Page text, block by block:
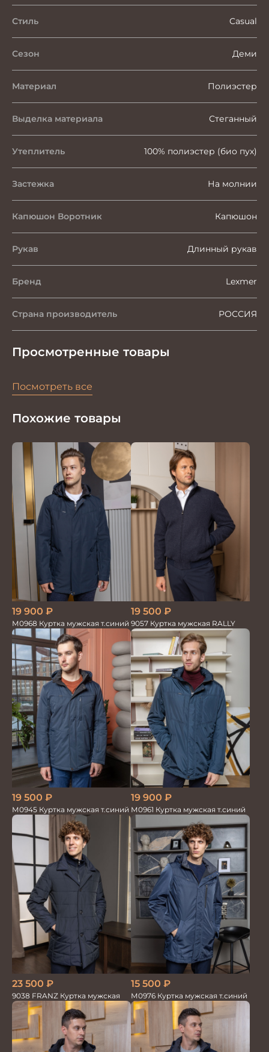
Стиль Casual
Сезон Деми
Материал Полиэстер
Выделка материала Стеганный
Утеплитель 100% полиэстер (био пух)
Застежка На молнии
Капюшон Воротник Капюшон
Рукав Длинный рукав
Бренд Lexmer
Страна производитель РОССИЯ
Просмотренные товары
Посмотреть все
Похожие товары
19 900 ₽
М0968 Куртка мужская т.синий
19 500 ₽
9057 Куртка мужская RALLY
19 500 ₽
М0945 Куртка мужская т.синий
19 900 ₽
М0961 Куртка мужская т.синий
23 500 ₽
9038 FRANZ Куртка мужская
15 500 ₽
М0976 Куртка мужская т.синий